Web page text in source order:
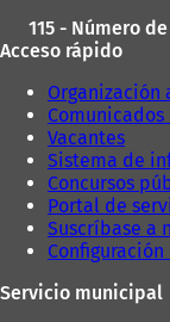
v
a
e
s
t
a
ñ
a
)
115 - Número
Acceso rápido
Vacantes
Sistema de
Concursos
Portal de
Suscríbase a
Servicio municipal